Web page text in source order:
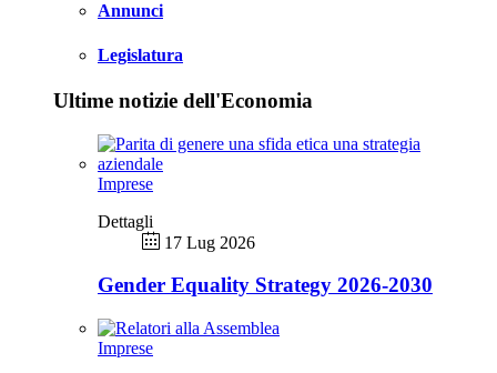
Annunci
Legislatura
Ultime notizie dell'Economia
Imprese
Dettagli
17 Lug 2026
Gender Equality Strategy 2026-2030
Imprese